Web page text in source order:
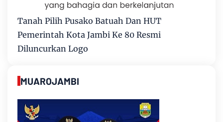
Tanah Pilih Pusako Batuah Dan HUT
Pemerintah Kota Jambi Ke 80 Resmi
Diluncurkan Logo
MUAROJAMBI